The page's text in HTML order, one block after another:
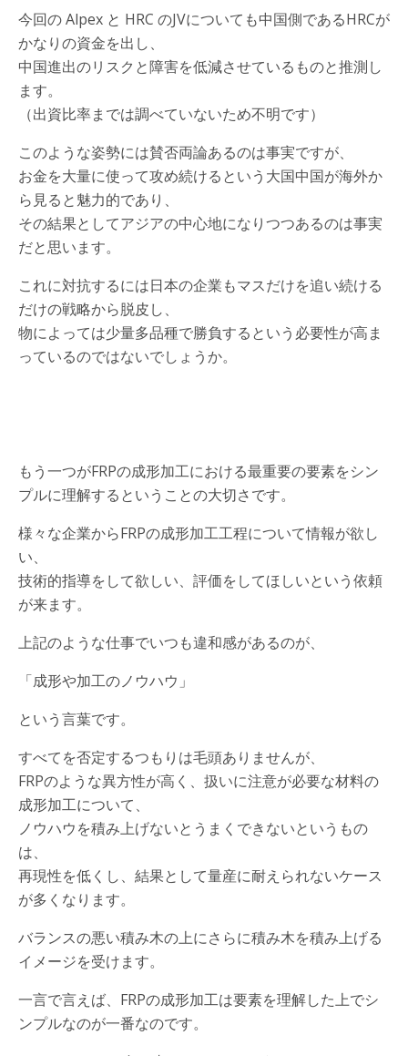
今回の Alpex と HRC のJVについても中国側であるHRCが
かなりの資金を出し、
中国進出のリスクと障害を低減させているものと推測し
ます。
（出資比率までは調べていないため不明です）
このような姿勢には賛否両論あるのは事実ですが、
お金を大量に使って攻め続けるという大国中国が海外か
ら見ると魅力的であり、
その結果としてアジアの中心地になりつつあるのは事実
だと思います。
これに対抗するには日本の企業もマスだけを追い続ける
だけの戦略から脱皮し、
物によっては少量多品種で勝負するという必要性が高ま
っているのではないでしょうか。
もう一つがFRPの成形加工における最重要の要素をシン
プルに理解するということの大切さです。
様々な企業からFRPの成形加工工程について情報が欲し
い、
技術的指導をして欲しい、評価をしてほしいという依頼
が来ます。
上記のような仕事でいつも違和感があるのが、
「成形や加工のノウハウ」
という言葉です。
すべてを否定するつもりは毛頭ありませんが、
FRPのような異方性が高く、扱いに注意が必要な材料の
成形加工について、
ノウハウを積み上げないとうまくできないというもの
は、
再現性を低くし、結果として量産に耐えられないケース
が多くなります。
バランスの悪い積み木の上にさらに積み木を積み上げる
イメージを受けます。
一言で言えば、FRPの成形加工は要素を理解した上でシ
ンプルなのが一番なのです。